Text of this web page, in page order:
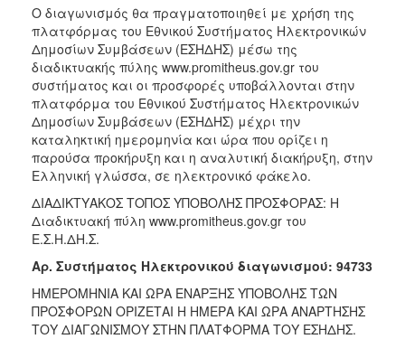
ΑΝΘΕΚΤΙΚΗ
ΠΟΛΗ
Ο διαγωνισμός θα πραγματοποιηθεί με χρήση της
πλατφόρμας του Εθνικού Συστήματος Ηλεκτρονικών
Δημοσίων Συμβάσεων (ΕΣΗΔΗΣ) μέσω της
διαδικτυακής πύλης www.promitheus.gov.gr του
συστήματος και οι προσφορές υποβάλλονται στην
πλατφόρμα του Εθνικού Συστήματος Ηλεκτρονικών
Δημοσίων Συμβάσεων (ΕΣΗΔΗΣ) μέχρι την
καταληκτική ημερομηνία και ώρα που ορίζει η
παρούσα προκήρυξη και η αναλυτική διακήρυξη, στην
Ελληνική γλώσσα, σε ηλεκτρονικό φάκελο.
ΔΙΑΔΙΚΤΥΑΚΟΣ ΤΟΠΟΣ ΥΠΟΒΟΛΗΣ ΠΡΟΣΦΟΡΑΣ: Η
Διαδικτυακή πύλη www.promitheus.gov.gr του
Ε.Σ.Η.ΔΗ.Σ.
Αρ. Συστήματος Ηλεκτρονικού διαγωνισμού: 94733
ΗΜΕΡΟΜΗΝΙΑ ΚΑΙ ΩΡΑ ΕΝΑΡΞΗΣ ΥΠΟΒΟΛΗΣ ΤΩΝ
ΠΡΟΣΦΟΡΩΝ ΟΡΙΖΕΤΑΙ Η ΗΜΕΡΑ ΚΑΙ ΩΡΑ ΑΝΑΡΤΗΣΗΣ
ΤΟΥ ΔΙΑΓΩΝΙΣΜΟΥ ΣΤΗΝ ΠΛΑΤΦΟΡΜΑ ΤΟΥ ΕΣΗΔΗΣ.